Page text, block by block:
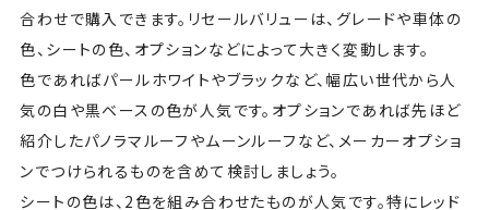
合わせで購入できます。リセールバリューは、グレードや車体の
色、シートの色、オプションなどによって大きく変動します。
色であればパールホワイトやブラックなど、幅広い世代から人
気の白や黒ベースの色が人気です。オプションであれば先ほど
紹介したパノラマルーフやムーンルーフなど、メーカーオプショ
ンでつけられるものを含めて検討しましょう。
シートの色は、2色を組み合わせたものが人気です。特にレッド